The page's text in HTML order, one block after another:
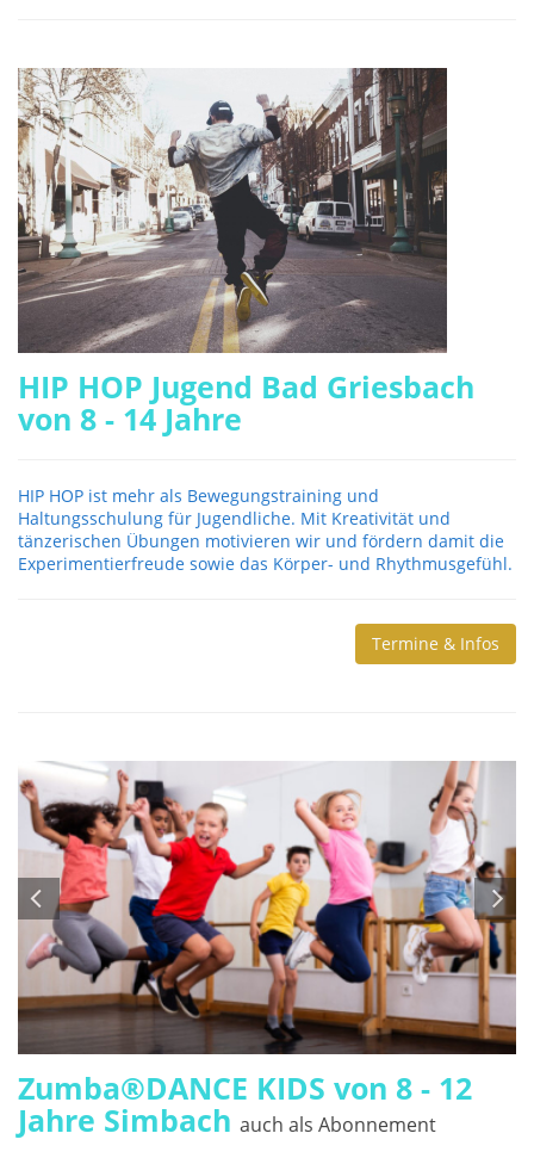
HIP HOP Jugend Bad Griesbach
von 8 - 14 Jahre
HIP HOP ist mehr als Bewegungstraining und
Haltungsschulung für Jugendliche. Mit Kreativität und
tänzerischen Übungen motivieren wir und fördern damit die
Experimentierfreude sowie das Körper- und Rhythmusgefühl.
Termine & Infos
Zumba®DANCE KIDS von 8 - 12
Jahre Simbach auch als Abonnement